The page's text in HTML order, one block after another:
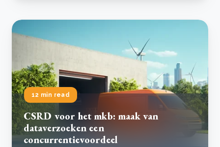
12 min read
CSRD voor het mkb: maak van
dataverzoeken een
concurrentievoordeel